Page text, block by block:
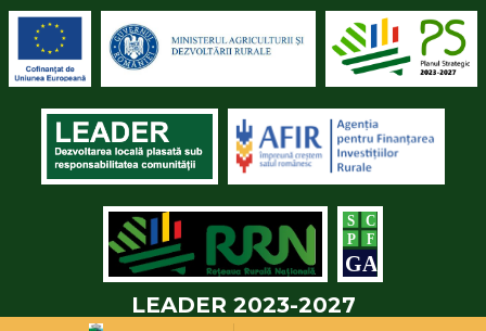
LEADER 2023-2027